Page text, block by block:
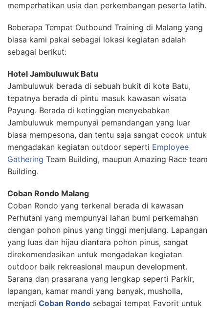
memperhatikan usia dan perkembangan peserta latih.
Beberapa Tempat Outbound Training di Malang yang
biasa kami pakai sebagai lokasi kegiatan adalah
sebagai berikut:
Hotel Jambuluwuk Batu
Jambuluwuk berada di sebuah bukit di kota Batu,
tepatnya berada di pintu masuk kawasan wisata
Payung. Berada di ketinggian menyebabkan
Jambuluwuk mempunyai pemandangan yang luar
biasa mempesona, dan tentu saja sangat cocok untuk
mengadakan kegiatan outdoor seperti Employee
Gathering Team Building, maupun Amazing Race team
Building.
Coban Rondo Malang
Coban Rondo yang terkenal berada di kawasan
Perhutani yang mempunyai lahan bumi perkemahan
dengan pohon pinus yang tinggi menjulang. Lapangan
yang luas dan hijau diantara pohon pinus, sangat
direkomendasikan untuk mengadakan kegiatan
outdoor baik rekreasional maupun development.
Sarana dan prasarana yang lengkap seperti Parkir,
lapangan, kamar mandi yang banyak, musholla,
menjadi Coban Rondo sebagai tempat Favorit untuk